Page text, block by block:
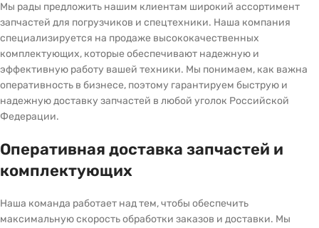
Мы рады предложить нашим клиентам широкий ассортимент
запчастей для погрузчиков и спецтехники. Наша компания
специализируется на продаже высококачественных
комплектующих, которые обеспечивают надежную и
эффективную работу вашей техники. Мы понимаем, как важна
оперативность в бизнесе, поэтому гарантируем быструю и
надежную доставку запчастей в любой уголок Российской
Федерации.
Оперативная доставка запчастей и
комплектующих
Наша команда работает над тем, чтобы обеспечить
максимальную скорость обработки заказов и доставки. Мы